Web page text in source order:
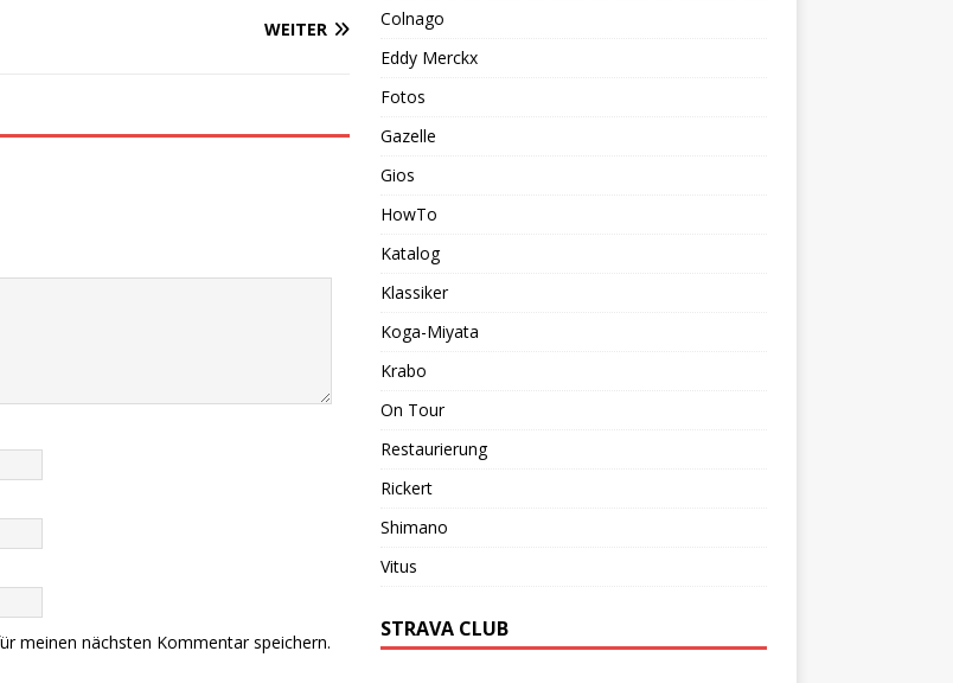
WEITER
meinen nächsten Kommentar speichern.
Colnago
Eddy Merckx
Fotos
Gazelle
Gios
HowTo
Katalog
Klassiker
Koga-Miyata
Krabo
On Tour
Restaurierung
Rickert
Shimano
Vitus
STRAVA CLUB